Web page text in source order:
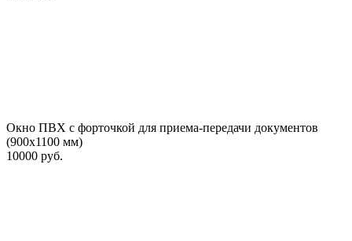
Окно ПВХ с форточкой для приема-передачи документов
(900х1100 мм)
10000 руб.